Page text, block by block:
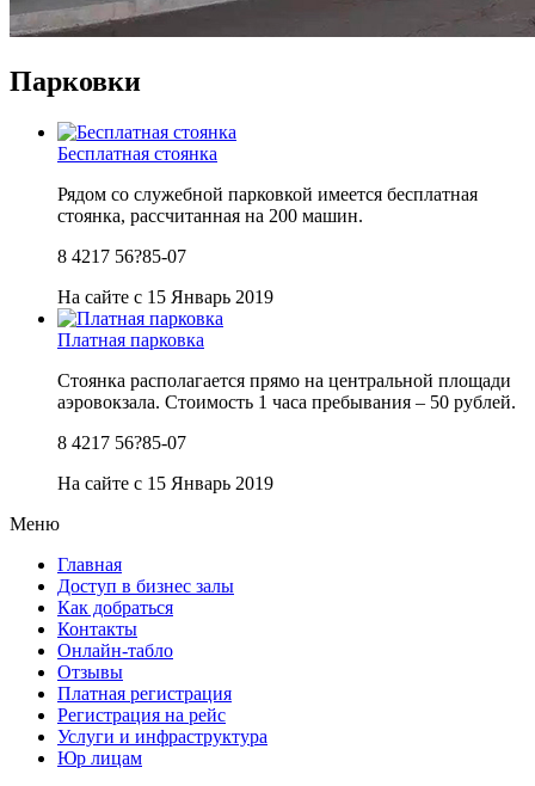
Парковки
Бесплатная стоянка
Рядом со служебной парковкой имеется бесплатная
стоянка, рассчитанная на 200 машин.
8 4217 56?85-07
На сайте с 15 Январь 2019
Платная парковка
Стоянка располагается прямо на центральной площади
аэровокзала. Стоимость 1 часа пребывания – 50 рублей.
8 4217 56?85-07
На сайте с 15 Январь 2019
Меню
Главная
Доступ в бизнес залы
Как добраться
Контакты
Онлайн-табло
Отзывы
Платная регистрация
Регистрация на рейс
Услуги и инфраструктура
Юр лицам